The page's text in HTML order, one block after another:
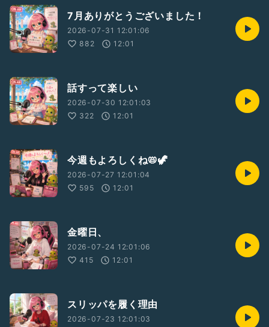
7月ありがとうございました！
2026-07-31 12:01:06
882
12:01
話すって楽しい
2026-07-30 12:01:03
322
12:01
今週もよろしくね📛🦖
2026-07-27 12:01:04
595
12:01
金曜日、
2026-07-24 12:01:06
415
12:01
スリッパを履く理由
2026-07-23 12:01:03